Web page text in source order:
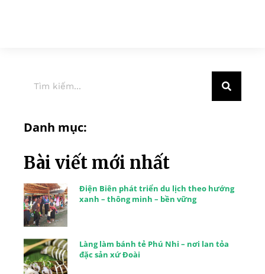
Danh mục:
Bài viết mới nhất
Điện Biên phát triển du lịch theo hướng
xanh – thông minh – bền vững
Làng làm bánh tẻ Phú Nhi – nơi lan tỏa
đặc sản xứ Đoài